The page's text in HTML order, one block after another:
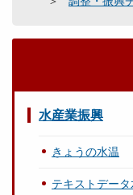
水産業振興
きょうの水温
テキストデータ